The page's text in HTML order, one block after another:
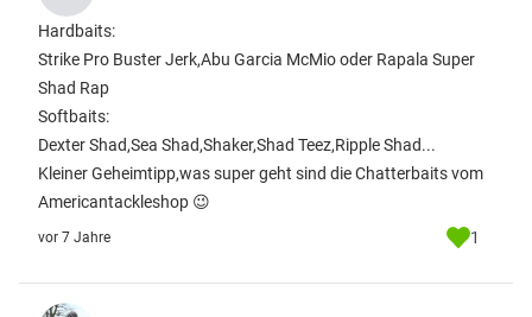
Hardbaits:
Strike Pro Buster Jerk,Abu Garcia McMio oder Rapala Super
Shad Rap
Softbaits:
Dexter Shad,Sea Shad,Shaker,Shad Teez,Ripple Shad...
Kleiner Geheimtipp,was super geht sind die Chatterbaits vom
Americantackleshop 😉
vor 7 Jahre 1